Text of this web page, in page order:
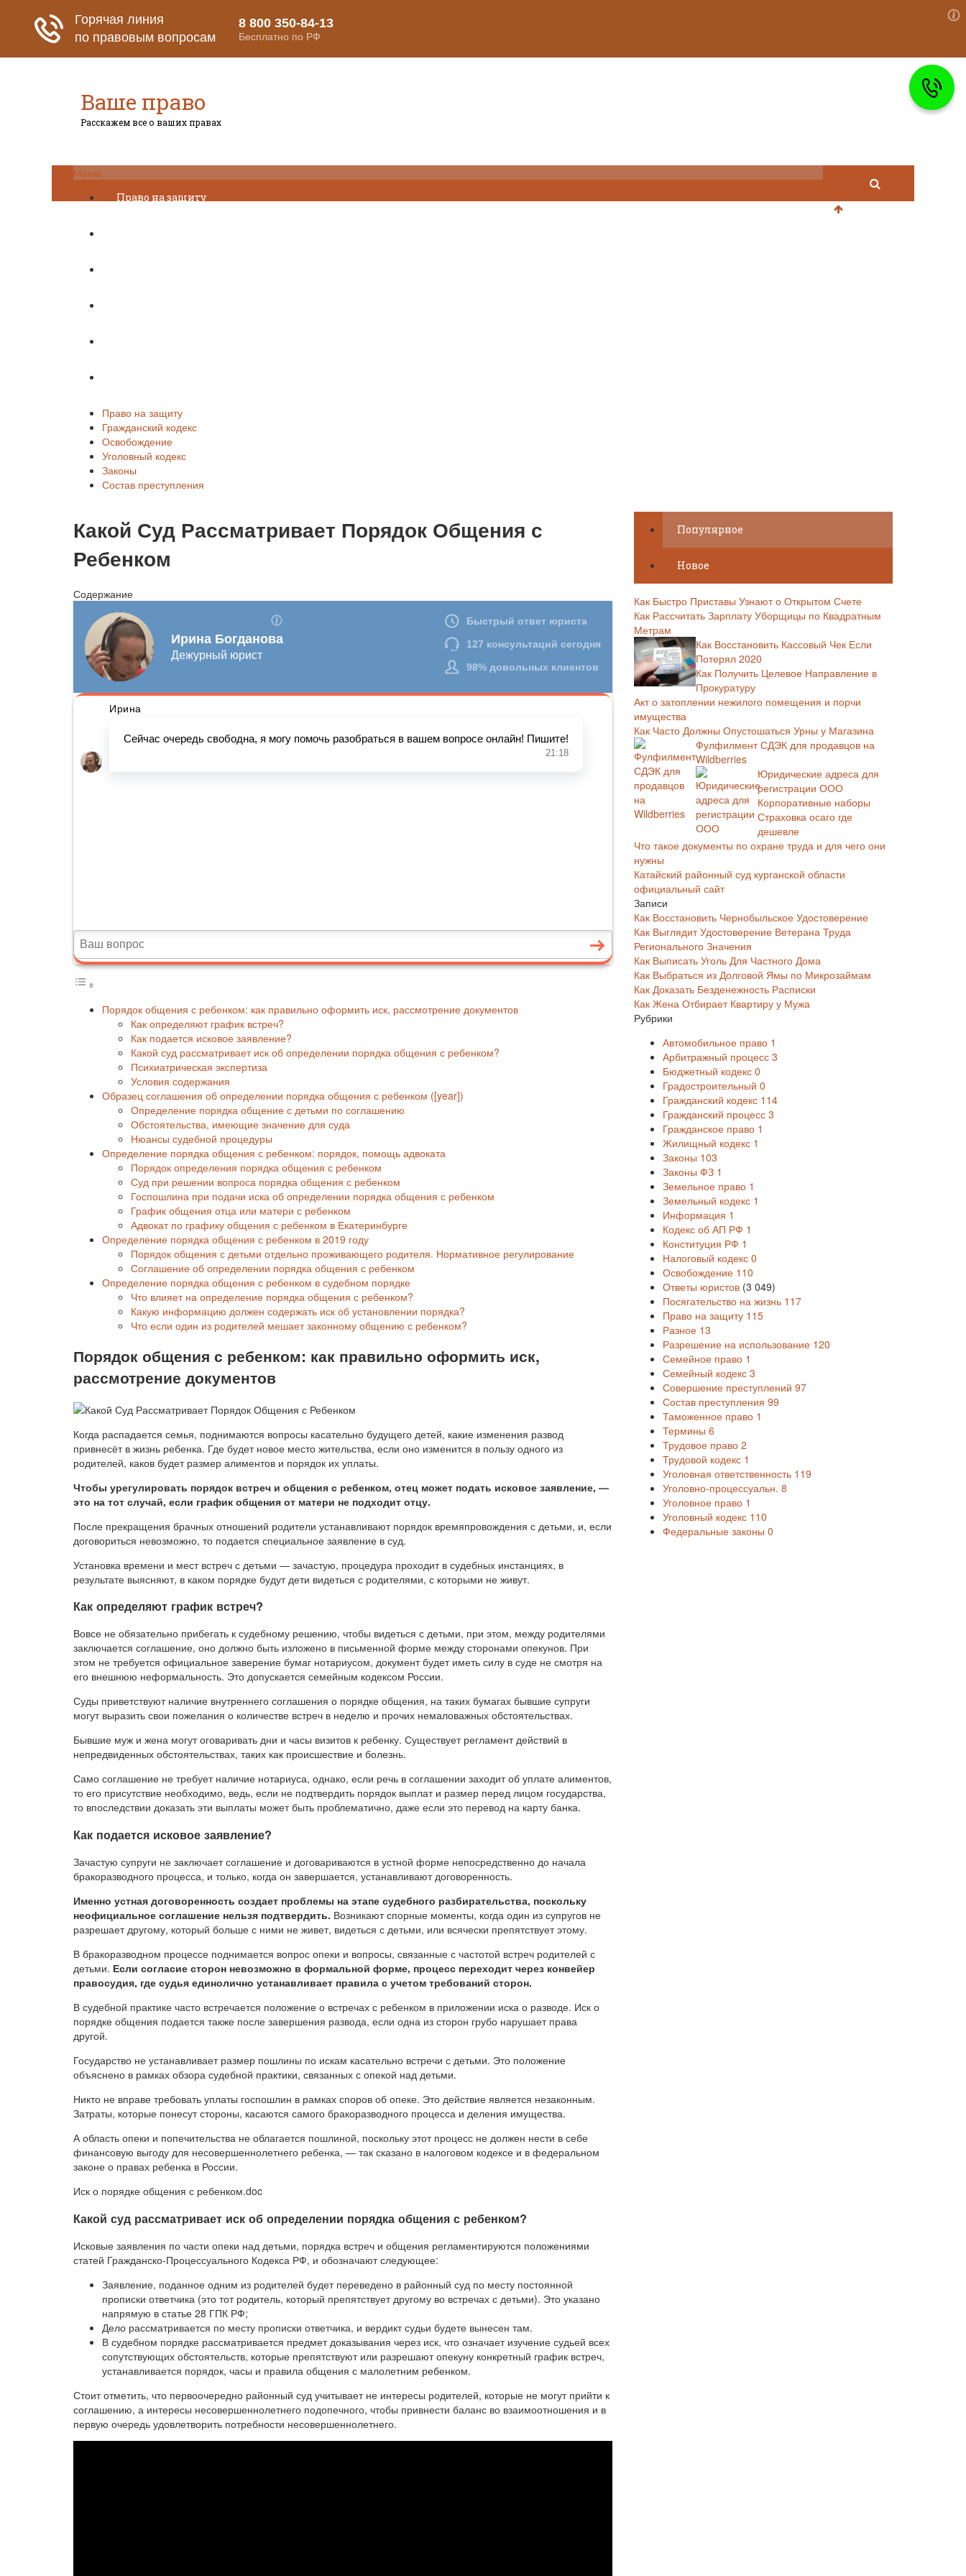
Ваше право
Расскажем все о ваших правах
Меню
Право на защиту
Право на защиту
Гражданский кодекс
Освобождение
Уголовный кодекс
Законы
Состав преступления
Какой Суд Рассматривает Порядок Общения с
Ребенком
Содержание
Порядок общения с ребенком: как правильно оформить иск, рассмотрение документов
Как определяют график встреч?
Как подается исковое заявление?
Какой суд рассматривает иск об определении порядка общения с ребенком?
Психиатрическая экспертиза
Условия содержания
Образец соглашения об определении порядка общения с ребенком ([year])
Определение порядка общение с детьми по соглашению
Обстоятельства, имеющие значение для суда
Нюансы судебной процедуры
Определение порядка общения с ребенком: порядок, помощь адвоката
Порядок определения порядка общения с ребенком
Суд при решении вопроса порядка общения с ребенком
Госпошлина при подачи иска об определении порядка общения с ребенком
График общения отца или матери с ребенком
Адвокат по графику общения с ребенком в Екатеринбурге
Определение порядка общения с ребенком в 2019 году
Порядок общения с детьми отдельно проживающего родителя. Нормативное регулирование
Соглашение об определении порядка общения с ребенком
Определение порядка общения с ребенком в судебном порядке
Что влияет на определение порядка общения с ребенком?
Какую информацию должен содержать иск об установлении порядка?
Что если один из родителей мешает законному общению с ребенком?
Порядок общения с ребенком: как правильно оформить иск,
рассмотрение документов
Когда распадается семья, поднимаются вопросы касательно будущего детей, какие изменения развод
привнесёт в жизнь ребенка. Где будет новое место жительства, если оно изменится в пользу одного из
родителей, каков будет размер алиментов и порядок их уплаты.
Чтобы урегулировать порядок встреч и общения с ребенком, отец может подать исковое заявление, —
это на тот случай, если график общения от матери не подходит отцу.
После прекращения брачных отношений родители устанавливают порядок времяпровождения с детьми, и, если
договориться невозможно, то подается специальное заявление в суд.
Установка времени и мест встреч с детьми — зачастую, процедура проходит в судебных инстанциях, в
результате выясняют, в каком порядке будут дети видеться с родителями, с которыми не живут.
Как определяют график встреч?
Вовсе не обязательно прибегать к судебному решению, чтобы видеться с детьми, при этом, между родителями
заключается соглашение, оно должно быть изложено в письменной форме между сторонами опекунов. При
этом не требуется официальное заверение бумаг нотариусом, документ будет иметь силу в суде не смотря на
его внешнюю неформальность. Это допускается семейным кодексом России.
Суды приветствуют наличие внутреннего соглашения о порядке общения, на таких бумагах бывшие супруги
могут выразить свои пожелания о количестве встреч в неделю и прочих немаловажных обстоятельствах.
Бывшие муж и жена могут оговаривать дни и часы визитов к ребенку. Существует регламент действий в
непредвиденных обстоятельствах, таких как происшествие и болезнь.
Само соглашение не требует наличие нотариуса, однако, если речь в соглашении заходит об уплате алиментов,
то его присутствие необходимо, ведь, если не подтвердить порядок выплат и размер перед лицом государства,
то впоследствии доказать эти выплаты может быть проблематично, даже если это перевод на карту банка.
Как подается исковое заявление?
Зачастую супруги не заключает соглашение и договариваются в устной форме непосредственно до начала
бракоразводного процесса, и только, когда он завершается, устанавливают договоренность.
Именно устная договоренность создает проблемы на этапе судебного разбирательства, поскольку
неофициальное соглашение нельзя подтвердить. Возникают спорные моменты, когда один из супругов не
разрешает другому, который больше с ними не живет, видеться с детьми, или всячески препятствует этому.
В бракоразводном процессе поднимается вопрос опеки и вопросы, связанные с частотой встреч родителей с
детьми. Если согласие сторон невозможно в формальной форме, процесс переходит через конвейер
правосудия, где судья единолично устанавливает правила с учетом требований сторон.
В судебной практике часто встречается положение о встречах с ребенком в приложении иска о разводе. Иск о
порядке общения подается также после завершения развода, если одна из сторон грубо нарушает права
другой.
Государство не устанавливает размер пошлины по искам касательно встречи с детьми. Это положение
объяснено в рамках обзора судебной практики, связанных с опекой над детьми.
Никто не вправе требовать уплаты госпошлин в рамках споров об опеке. Это действие является незаконным.
Затраты, которые понесут стороны, касаются самого бракоразводного процесса и деления имущества.
А область опеки и попечительства не облагается пошлиной, поскольку этот процесс не должен нести в себе
финансовую выгоду для несовершеннолетнего ребенка, — так сказано в налоговом кодексе и в федеральном
законе о правах ребенка в России.
Иск о порядке общения с ребенком.doc
Какой суд рассматривает иск об определении порядка общения с ребенком?
Исковые заявления по части опеки над детьми, порядка встреч и общения регламентируются положениями
статей Гражданско-Процессуального Кодекса РФ, и обозначают следующее:
Заявление, поданное одним из родителей будет переведено в районный суд по месту постоянной
прописки ответчика (это тот родитель, который препятствует другому во встречах с детьми). Это указано
напрямую в статье 28 ГПК РФ;
Дело рассматривается по месту прописки ответчика, и вердикт судьи будете вынесен там.
В судебном порядке рассматривается предмет доказывания через иск, что означает изучение судьей всех
сопутствующих обстоятельств, которые препятствуют или разрешают опекуну конкретный график встреч,
устанавливается порядок, часы и правила общения с малолетним ребенком.
Стоит отметить, что первоочередно районный суд учитывает не интересы родителей, которые не могут прийти к
соглашению, а интересы несовершеннолетнего подопечного, чтобы привнести баланс во взаимоотношения и в
первую очередь удовлетворить потребности несовершеннолетнего.
Популярное
Новое
Как Быстро Приставы Узнают о Открытом Счете
Как Рассчитать Зарплату Уборщицы по Квадратным
Метрам
Как Восстановить Кассовый Чек Если
Потерял 2020
Как Получить Целевое Направление в
Прокуратуру
Акт о затоплении нежилого помещения и порчи
имущества
Как Часто Должны Опустошаться Урны у Магазина
Фулфилмент СДЭК для продавцов на
Wildberries
Юридические адреса для
регистрации ООО
Корпоративные наборы
Страховка осаго где
дешевле
Что такое документы по охране труда и для чего они
нужны
Катайский районный суд курганской области
официальный сайт
Записи
Как Восстановить Чернобыльское Удостоверение
Как Выглядит Удостоверение Ветерана Труда
Регионального Значения
Как Выписать Уголь Для Частного Дома
Как Выбраться из Долговой Ямы по Микрозаймам
Как Доказать Безденежность Расписки
Как Жена Отбирает Квартиру у Мужа
Рубрики
Автомобильное право 1
Арбитражный процесс 3
Бюджетный кодекс 0
Градостроительный 0
Гражданский кодекс 114
Гражданский процесс 3
Гражданское право 1
Жилищный кодекс 1
Законы 103
Законы ФЗ 1
Земельное право 1
Земельный кодекс 1
Информация 1
Кодекс об АП РФ 1
Конституция РФ 1
Налоговый кодекс 0
Освобождение 110
Ответы юристов (3 049)
Посягательство на жизнь 117
Право на защиту 115
Разное 13
Разрешение на использование 120
Семейное право 1
Семейный кодекс 3
Совершение преступлений 97
Состав преступления 99
Таможенное право 1
Термины 6
Трудовое право 2
Трудовой кодекс 1
Уголовная ответственность 119
Уголовно-процессуальн. 8
Уголовное право 1
Уголовный кодекс 110
Федеральные законы 0